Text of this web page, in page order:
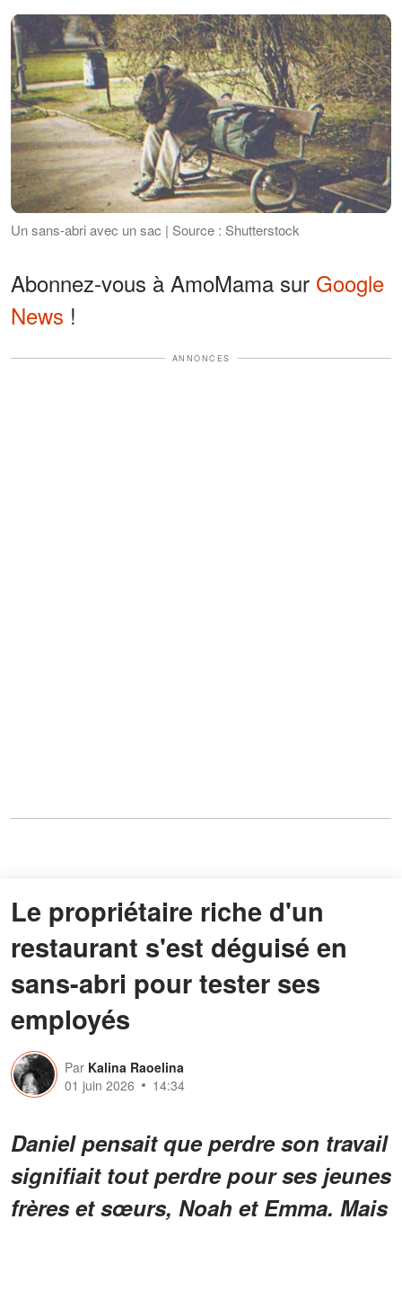
Un sans-abri avec un sac | Source : Shutterstock
Abonnez-vous à AmoMama sur Google
News !
ANNONCES
Le propriétaire riche d'un
restaurant s'est déguisé en
sans-abri pour tester ses
employés
Par Kalina Raoelina
01 juin 2026
14:34
Daniel pensait que perdre son travail
signifiait tout perdre pour ses jeunes
frères et sœurs, Noah et Emma. Mais